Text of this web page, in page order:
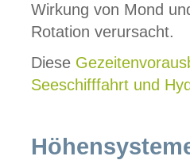
Wirkung von Mond
Rotation verursacht.
Diese
Seeschifffahrt und